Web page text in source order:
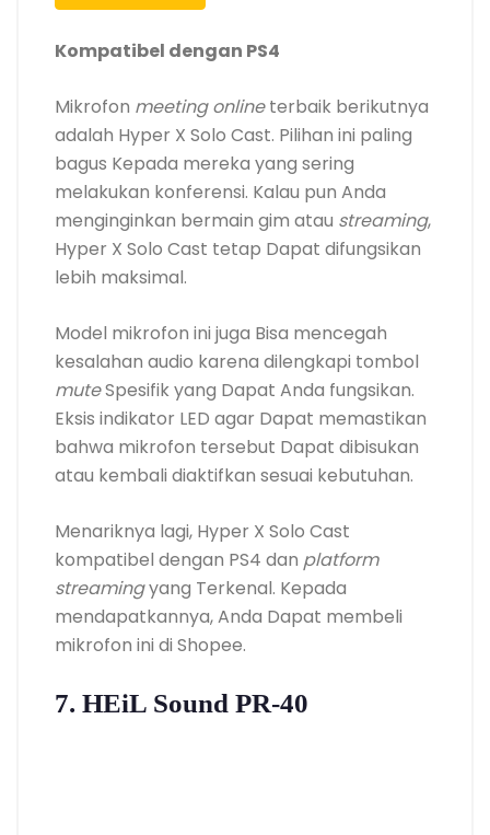
Kompatibel dengan PS4
Mikrofon meeting onlineterbaik berikutnya
adalah Hyper X Solo Cast. Pilihan ini paling
bagus Kepada mereka yang sering
melakukan konferensi. Kalau pun Anda
menginginkan bermain gim atau streaming,
Hyper X Solo Cast tetap Dapat difungsikan
lebih maksimal.
Model mikrofon ini juga Bisa mencegah
kesalahan audio karena dilengkapi tombol
muteSpesifik yang Dapat Anda fungsikan.
Eksis indikator LED agar Dapat memastikan
bahwa mikrofon tersebut Dapat dibisukan
atau kembali diaktifkan sesuai kebutuhan.
Menariknya lagi, Hyper X Solo Cast
kompatibel dengan PS4 dan platform
streamingyang Terkenal. Kepada
mendapatkannya, Anda Dapat membeli
mikrofon ini di Shopee.
7. HEiL Sound PR-40